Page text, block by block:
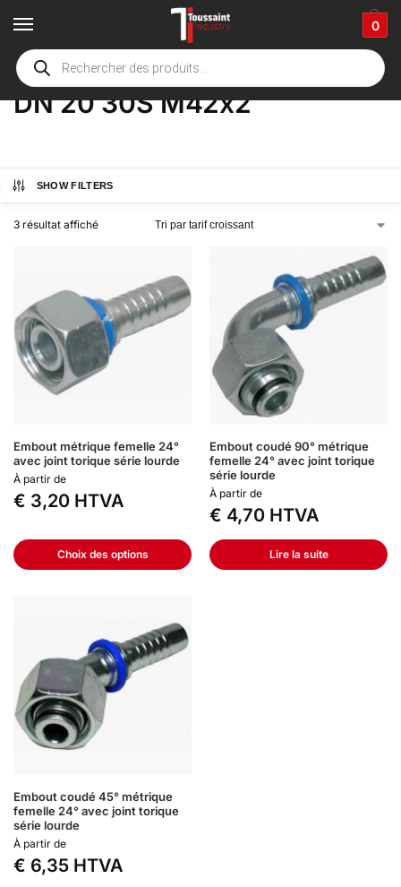
0
Accueil boutique / Product Options
DN 20 30S M42x2
SHOW FILTERS
3 résultat affiché
Embout métrique femelle 24°
avec joint torique série lourde
À partir de
€ 3,20 HTVA
Choix des options
Embout coudé 90° métrique
femelle 24° avec joint torique
série lourde
À partir de
€ 4,70 HTVA
Lire la suite
Embout coudé 45° métrique
femelle 24° avec joint torique
série lourde
À partir de
€ 6,35 HTVA